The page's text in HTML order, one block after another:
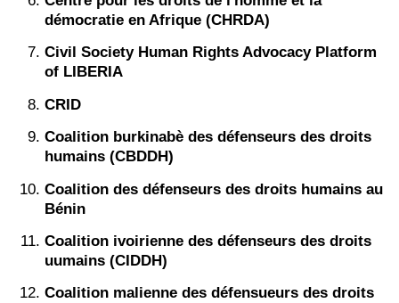
démocratie en Afrique (CHRDA)
Civil Society Human Rights Advocacy Platform
of LIBERIA
CRID
Coalition burkinabè des défenseurs des droits
humains (CBDDH)
Coalition des défenseurs des droits humains au
Bénin
Coalition ivoirienne des défenseurs des droits
uumains (CIDDH)
Coalition malienne des défensueurs des droits